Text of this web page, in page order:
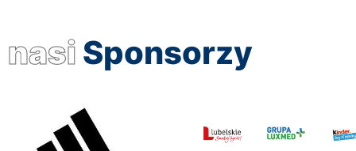
nasi Sponsorzy